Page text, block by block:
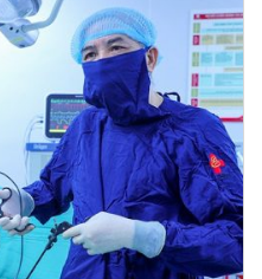
muốn của người
hiện cắt tử cung bán
Đây là phương pháp
có thể được thực hiện
nội soi ổ bụng.